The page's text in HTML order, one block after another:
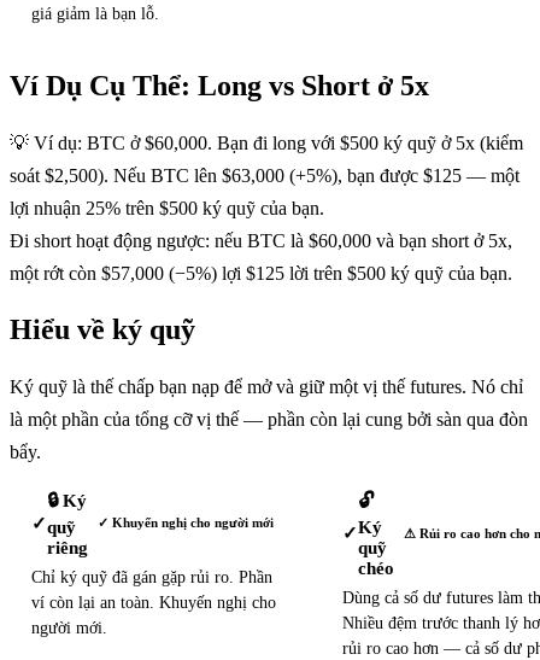
giá giảm là bạn lỗ.
Ví Dụ Cụ Thể: Long vs Short ở 5x
💡 Ví dụ: BTC ở $60,000. Bạn đi long với $500 ký quỹ ở 5x (kiểm
soát $2,500). Nếu BTC lên $63,000 (+5%), bạn được $125 — một
lợi nhuận 25% trên $500 ký quỹ của bạn.
Đi short hoạt động ngược: nếu BTC là $60,000 và bạn short ở 5x,
một rớt còn $57,000 (−5%) lợi $125 lời trên $500 ký quỹ của bạn.
Hiểu về ký quỹ
Ký quỹ là thế chấp bạn nạp để mở và giữ một vị thế futures. Nó chỉ
là một phần của tổng cỡ vị thế — phần còn lại cung bởi sàn qua đòn
bẩy.
✓
🔒 Ký
quỹ
riêng
✓ Khuyến nghị cho người mới
Chỉ ký quỹ đã gán gặp rủi ro. Phần
ví còn lại an toàn. Khuyến nghị cho
người mới.
✓
🔓
Ký
quỹ
chéo
⚠ Rủi ro cao hơn cho
Dùng cả số dư futures làm
Nhiều đệm trước thanh lý
rủi ro cao hơn — cả số dư